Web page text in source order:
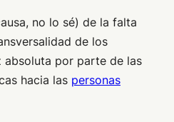
no lo sé) de la falta
de los
absoluta por parte de las
hacia las personas